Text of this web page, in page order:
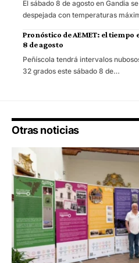
El sábado 8 de agosto en Gandia
despejada con temperaturas
Pronóstico de AEMET: el tiempo
8 de agosto
Peñíscola tendrá intervalos
32 grados este sábado 8 de…
Otras noticias